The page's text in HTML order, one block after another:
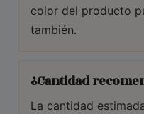
color del producto
también.
¿Cantidad
La cantidad